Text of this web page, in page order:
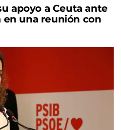
apoyo a Ceuta ante
en una reunión con